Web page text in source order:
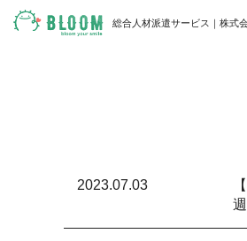
総合人材派遣サービス｜株式
2023.07.03